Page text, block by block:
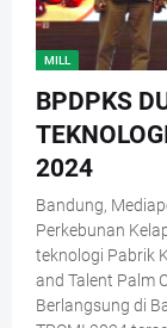
MILL
BPDPKS
2024
Bandung,
Perkebunan
teknologi Pabrik
and Talent Palm
Berlangsung di